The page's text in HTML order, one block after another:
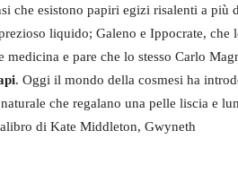
che esistono papiri egizi risalenti a più
liquido; Galeno e Ippocrate, che
medicina e pare che lo stesso Carlo
. Oggi il mondo della cosmesi ha
che regalano una pelle liscia e
di Kate Middleton, Gwyneth